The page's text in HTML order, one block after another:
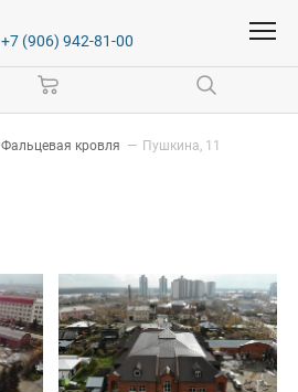
+7 (906) 942-81-00
Фальцевая кровля — Пушкина, 11